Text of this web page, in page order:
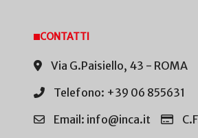
CONTATTI
Via G.Paisiello, 43 - ROMA
Telefono: +39 06 855631
Email: info@inca.it